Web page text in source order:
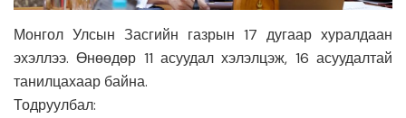
Монгол Улсын Засгийн газрын 17 дугаар хуралдаан
эхэллээ. Өнөөдөр 11 асуудал хэлэлцэж, 16 асуудалтай
танилцахаар байна.
Тодруулбал: